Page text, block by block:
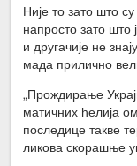
Није то зато што
напросто зато што
и другачије не
мада прилично
„Прождирање
матичних ћелија
последице такве
ликова скорашње